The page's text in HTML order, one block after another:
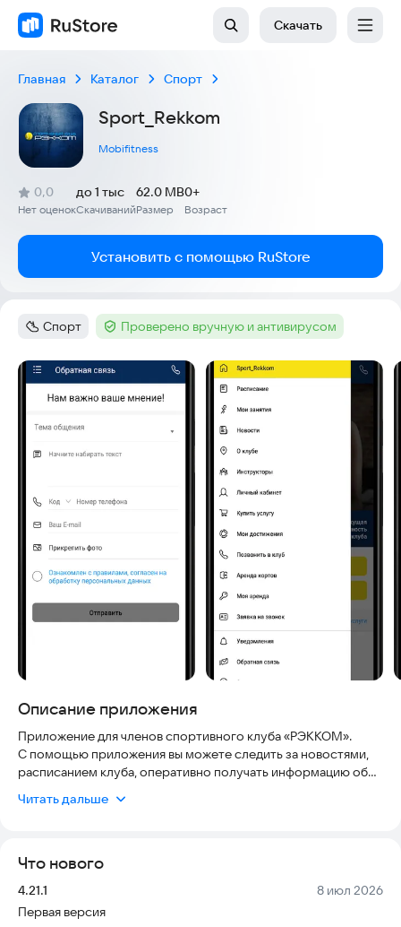
Скачать
Главная Каталог Спорт
Sport_Rekkom
Mobifitness
Рейтинг:
0,0
(
Нет оценок
)
Скачиваний
до 1 тыс
Размер
62.0 MB
Возраст
0+
Установить с помощью RuStore
Категория
Спорт Тег :Проверено вручную и антивирусом
Скриншоты
Описание приложения
Приложение для членов спортивного клуба «РЭККОМ».
С помощью приложения вы можете следить за новостями,
расписанием клуба, оперативно получать информацию об
Читать дальше
Что нового
Версия:
4.21.1 Дата:
8 июл 2026
Первая версия